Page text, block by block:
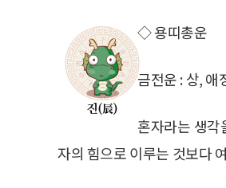
◇ 용띠총운
금전운 : 상, 애
혼자라는 생각
자의 힘으로 이루는 것보다